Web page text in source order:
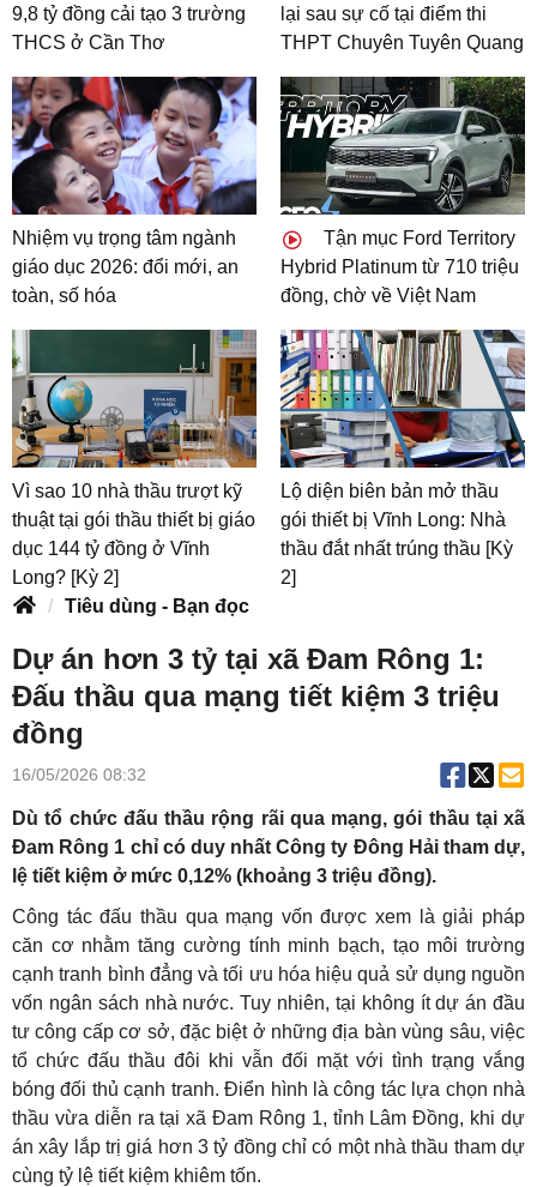
9,8 tỷ đồng cải tạo 3 trường
THCS ở Cần Thơ
lại sau sự cố tại điểm thi
THPT Chuyên Tuyên Quang
Nhiệm vụ trọng tâm ngành
giáo dục 2026: đổi mới, an
toàn, số hóa
Tận mục Ford Territory
Hybrid Platinum từ 710 triệu
đồng, chờ về Việt Nam
Vì sao 10 nhà thầu trượt kỹ
thuật tại gói thầu thiết bị giáo
dục 144 tỷ đồng ở Vĩnh
Long? [Kỳ 2]
Lộ diện biên bản mở thầu
gói thiết bị Vĩnh Long: Nhà
thầu đắt nhất trúng thầu [Kỳ
2]
Tiêu dùng - Bạn đọc
Dự án hơn 3 tỷ tại xã Đam Rông 1:
Đấu thầu qua mạng tiết kiệm 3 triệu
đồng
16/05/2026 08:32
Dù tổ chức đấu thầu rộng rãi qua mạng, gói thầu tại xã
Đam Rông 1 chỉ có duy nhất Công ty Đông Hải tham dự,
lệ tiết kiệm ở mức 0,12% (khoảng 3 triệu đồng).
Công tác đấu thầu qua mạng vốn được xem là giải pháp
căn cơ nhằm tăng cường tính minh bạch, tạo môi trường
cạnh tranh bình đẳng và tối ưu hóa hiệu quả sử dụng nguồn
vốn ngân sách nhà nước. Tuy nhiên, tại không ít dự án đầu
tư công cấp cơ sở, đặc biệt ở những địa bàn vùng sâu, việc
tổ chức đấu thầu đôi khi vẫn đối mặt với tình trạng vắng
bóng đối thủ cạnh tranh. Điển hình là công tác lựa chọn nhà
thầu vừa diễn ra tại xã Đam Rông 1, tỉnh Lâm Đồng, khi dự
án xây lắp trị giá hơn 3 tỷ đồng chỉ có một nhà thầu tham dự
cùng tỷ lệ tiết kiệm khiêm tốn.